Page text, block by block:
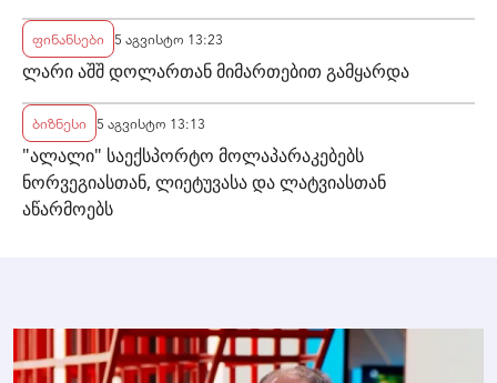
ფინანსები 5 აგვისტო 13:23
ლარი აშშ დოლართან მიმართებით გამყარდა
ბიზნესი 5 აგვისტო 13:13
"ალალი" საექსპორტო მოლაპარაკებებს
ნორვეგიასთან, ლიეტუვასა და ლატვიასთან
აწარმოებს